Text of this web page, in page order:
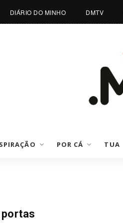
DIÁRIO DO MINHO DMTV
POR CÁ TUA